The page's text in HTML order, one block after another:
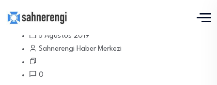
5 Ağustos 2019
Sahnerengi Haber Merkezi
0